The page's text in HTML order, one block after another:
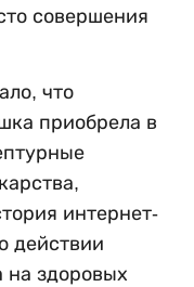
совершения
что
приобрела в
интернет-
действии
на здоровых